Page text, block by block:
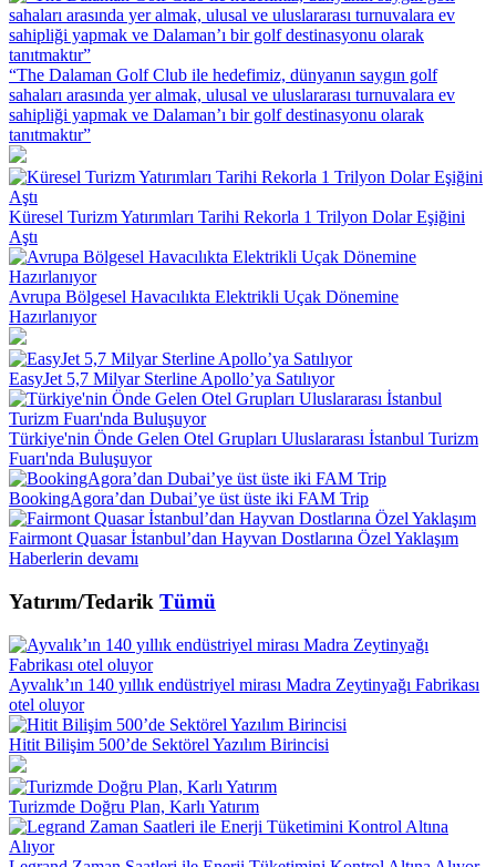
“The Dalaman Golf Club ile hedefimiz, dünyanın saygın golf
sahaları arasında yer almak, ulusal ve uluslararası turnuvalara ev
sahipliği yapmak ve Dalaman’ı bir golf destinasyonu olarak
tanıtmaktır”
Küresel Turizm Yatırımları Tarihi Rekorla 1 Trilyon Dolar Eşiğini
Aştı
Avrupa Bölgesel Havacılıkta Elektrikli Uçak Dönemine
Hazırlanıyor
EasyJet 5,7 Milyar Sterline Apollo’ya Satılıyor
Türkiye'nin Önde Gelen Otel Grupları Uluslararası İstanbul Turizm
Fuarı'nda Buluşuyor
BookingAgora’dan Dubai’ye üst üste iki FAM Trip
Fairmont Quasar İstanbul’dan Hayvan Dostlarına Özel Yaklaşım
Haberlerin devamı
Yatırım/Tedarik Tümü
Ayvalık’ın 140 yıllık endüstriyel mirası Madra Zeytinyağı Fabrikası
otel oluyor
Hitit Bilişim 500’de Sektörel Yazılım Birincisi
Turizmde Doğru Plan, Karlı Yatırım